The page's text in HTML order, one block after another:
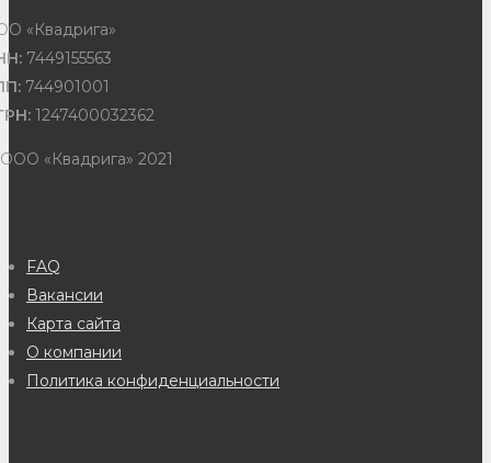
«Квадрига»
7449155563
744901001
1247400032362
«Квадрига» 2021
FAQ
Вакансии
Карта сайта
О компании
Политика конфиденциальности